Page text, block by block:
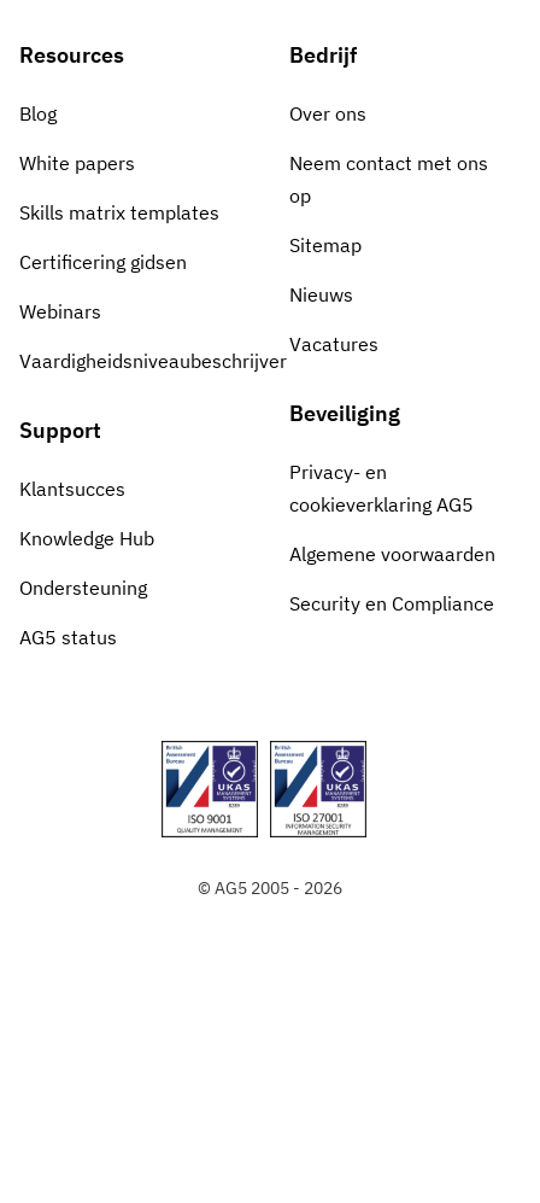
Resources
Blog
White papers
Skills matrix templates
Certificering gidsen
Webinars
Vaardigheidsniveaubeschrijver
Support
Klantsucces
Knowledge Hub
Ondersteuning
AG5 status
Bedrijf
Over ons
Neem contact met ons
op
Sitemap
Nieuws
Vacatures
Beveiliging
Privacy- en
cookieverklaring AG5
Algemene voorwaarden
Security en Compliance
© AG5 2005 - 2026